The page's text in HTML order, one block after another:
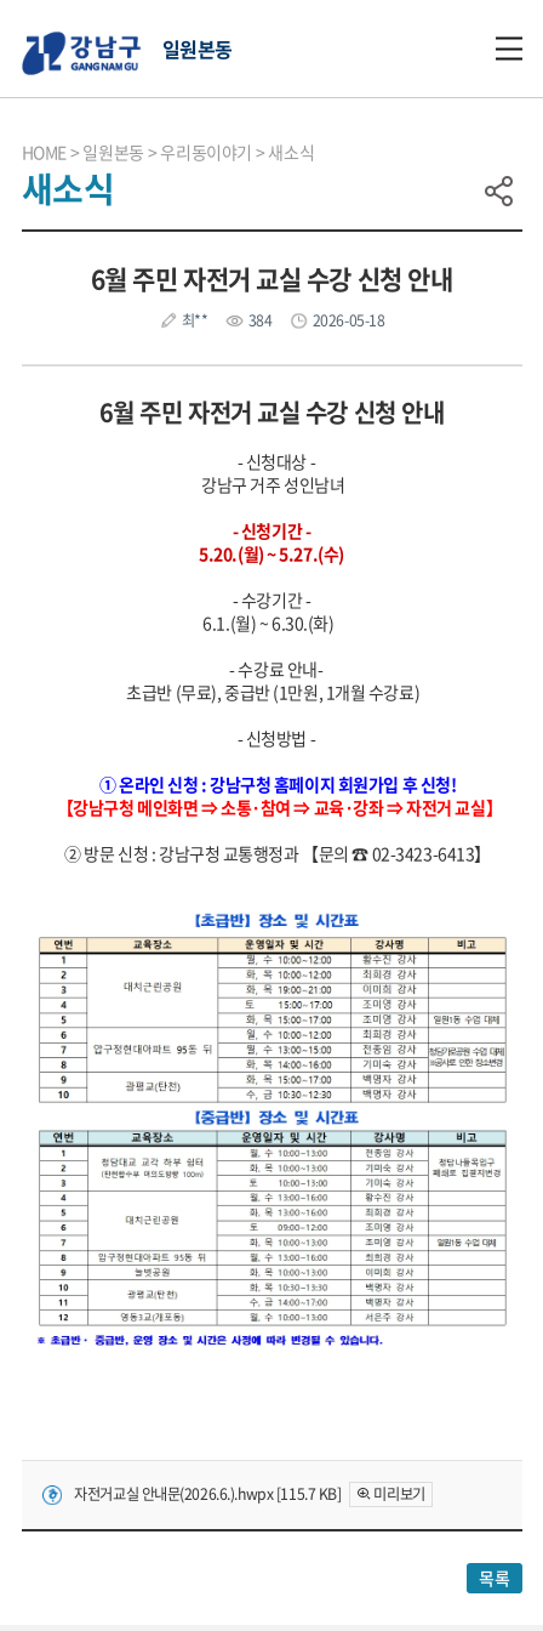
일원본동
HOME 일원본동 우리동이야기 새소식
새소식
6월 주민 자전거 교실 수강 신청 안내
최** 384 2026-05-18
6월 주민 자전거 교실 수강 신청 안내
- 신청대상 -
강남구 거주 성인남녀
- 신청기간 -
5.20.(월) ~ 5.27.(수)
- 수강기간 -
6.1.(월) ~ 6.30.(화)
- 수강료 안내-
초급반 (무료), 중급반 (1만원, 1개월 수강료)
- 신청방법 -
① 온라인 신청 : 강남구청 홈페이지 회원가입 후 신청!
【강남구청 메인화면 ⇒ 소통·참여 ⇒ 교육·강좌 ⇒ 자전거 교실】
② 방문 신청 : 강남구청 교통행정과 【문의 ☎ 02-3423-6413】
자전거교실 안내문(2026.6.).hwpx [115.7 KB] 미리보기
목록